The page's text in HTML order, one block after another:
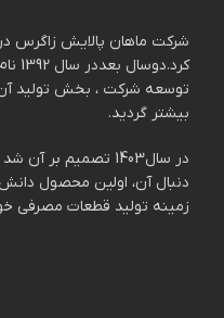
توسعه شرکت ، بخش تولید
بیشتر گردید.
در سال1403
دنبال آن، اولین محصول
زمینه تولید قطعات مصرفی